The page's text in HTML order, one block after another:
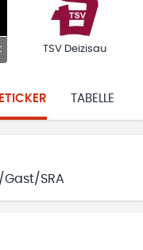
TSV Deizisau
TABELLE
SRA